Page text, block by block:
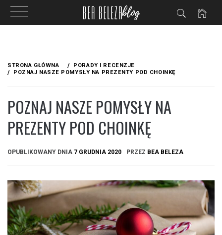
treści
STRONA GŁÓWNA
PORADY I RECENZJE
POZNAJ NASZE POMYSŁY NA PREZENTY POD CHOINKĘ
POZNAJ NASZE POMYSŁY NA
PREZENTY POD CHOINKĘ
OPUBLIKOWANY DNIA 7 GRUDNIA 2020 PRZEZ BEA BELEZA